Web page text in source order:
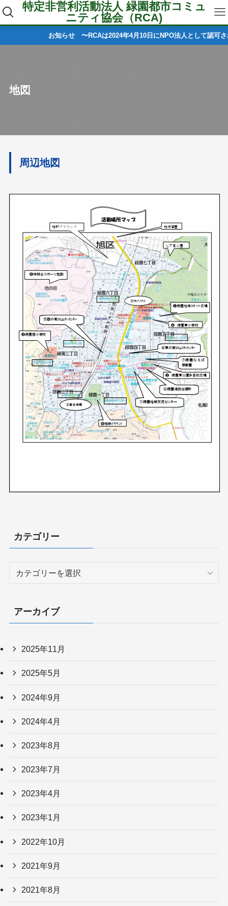
特定非営利活動法人 緑園都市コミュ
ニティ協会（RCA)
お知らせ 〜RCAは2024年4月10日にNPO法人として認可され
地図
周辺地図
カテゴリー
リ
ー
アーカイブ
2025年11月
2025年5月
2024年9月
2024年4月
2023年8月
2023年7月
2023年4月
2023年1月
2022年10月
2021年9月
2021年8月